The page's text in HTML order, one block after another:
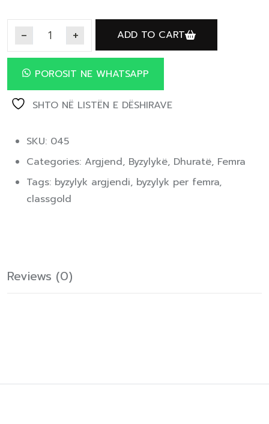
ADD TO CART
POROSIT NE WHATSAPP
SHTO NË LISTËN E DËSHIRAVE
SKU: 045
Categories: Argjend, Byzylykë, Dhuratë, Femra
Tags: byzylyk argjendi, byzylyk per femra,
classgold
Reviews (0)